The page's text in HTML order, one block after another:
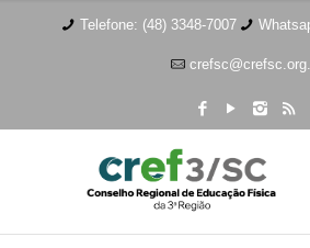
Telefone: (48) 3348-7007